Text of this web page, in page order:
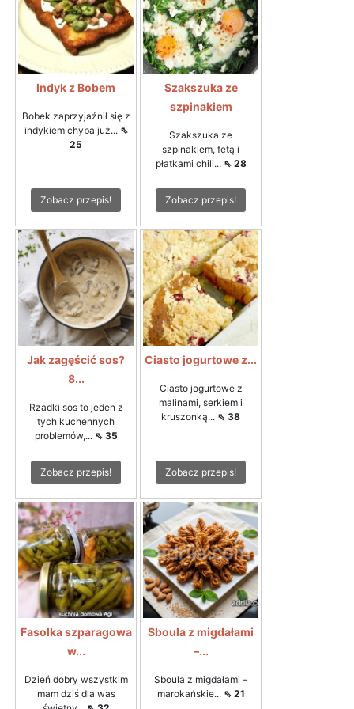
Indyk z Bobem
Bobek zaprzyjaźnił się z
indykiem chyba już... ⇖
25
Zobacz przepis!
Szakszuka ze
szpinakiem
Szakszuka ze
szpinakiem, fetą i
płatkami chili... ⇖ 28
Zobacz przepis!
Jak zagęścić sos?
8...
Rzadki sos to jeden z
tych kuchennych
problemów,... ⇖ 35
Zobacz przepis!
Ciasto jogurtowe z...
Ciasto jogurtowe z
malinami, serkiem i
kruszonką... ⇖ 38
Zobacz przepis!
Fasolka szparagowa
w...
Dzień dobry wszystkim
mam dziś dla was
Sboula z migdałami
–...
Sboula z migdałami –
marokańskie... ⇖ 21